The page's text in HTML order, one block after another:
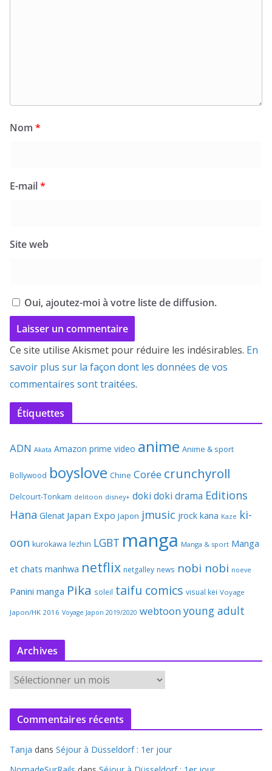
Nom *
E-mail*
Site web
Oui, ajoutez-moi à votre liste de diffusion.
Ce site utilise Akismet pour réduire les indésirables. En
savoir plus sur la façon dont les données de vos
commentaires sont traitées.
Étiquettes
ADN Akata Amazon prime video anime Anime & sport
Bollywood boyslove Chine Corée crunchyroll
Delcourt-Tonkam delitoon disney+ doki doki drama Editions
Hana Glenat Japan Expo Japon jmusic jrock kana Kaze ki-
oon kurokawa lezhin LGBT manga Manga & sport Manga
et chats manhwa netflix netgalley news nobi nobi noeve
Panini manga Pika soleil taifu comics visual kei Voyage
Japon/HK 2016 Voyage Japon 2019/2020 webtoon young adult
Archives
r
c
v
Commentaires récents
Tanja dans Séjour à Düsseldorf : 1er jour